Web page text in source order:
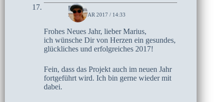
moni
2. JANUAR 2017 / 14:33
Frohes Neues Jahr, lieber Marius,
ich wünsche Dir von Herzen ein gesundes,
glückliches und erfolgreiches 2017!
Fein, dass das Projekt auch im neuen Jahr
fortgeführt wird. Ich bin gerne wieder mit
dabei.